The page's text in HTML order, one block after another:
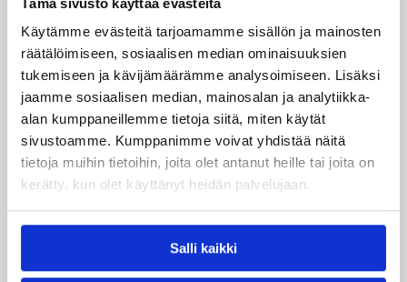
Käytämme evästeitä tarjoamamme sisällön ja mainosten
räätälöimiseen, sosiaalisen median ominaisuuksien
tukemiseen ja kävijämäärämme analysoimiseen. Lisäksi
jaamme sosiaalisen median, mainosalan ja analytiikka-
alan kumppaneillemme tietoja siitä, miten käytät
sivustoamme. Kumppanimme voivat yhdistää näitä
tietoja muihin tietoihin, joita olet antanut heille tai joita on
kerätty, kun olet käyttänyt heidän palvelujaan.
Salli kaikki
Daniel Dolenc KTP-Basketin
haaviin
Dolenc on rakentanut pitkän ammattilaisuran
Suomen lisäksi Ranskassa, Itävallassa,
Liettuassa, Romaniassa, Bosniassa ja viimeksi
Islannissa.